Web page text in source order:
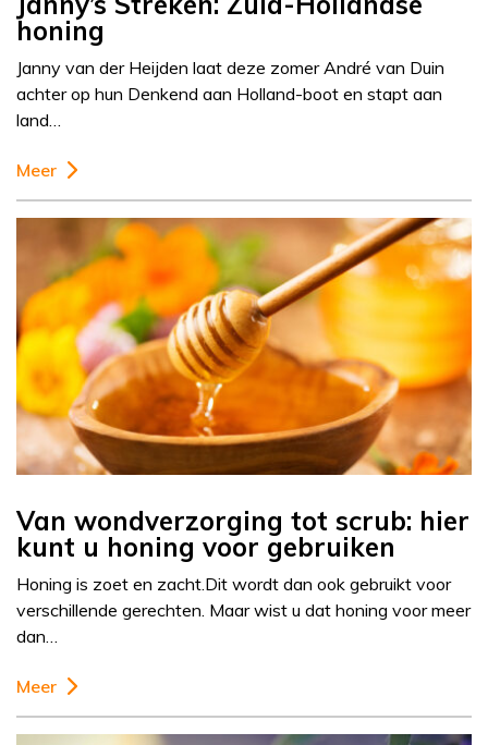
honing
Janny van der Heijden laat deze zomer André van Duin
achter op hun Denkend aan Holland-boot en stapt aan
land…
Meer
Van wondverzorging tot scrub: hier
kunt u honing voor gebruiken
Honing is zoet en zacht.Dit wordt dan ook gebruikt voor
verschillende gerechten. Maar wist u dat honing voor meer
dan…
Meer